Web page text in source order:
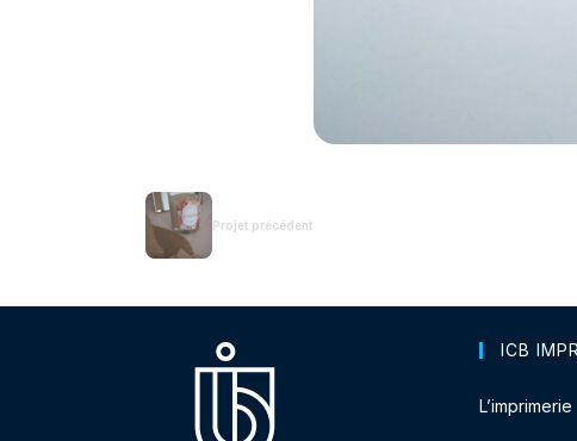
Projet précédent
ICB
L’imprimerie